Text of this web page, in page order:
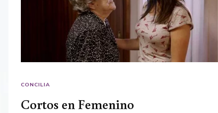
CONCILIA
Cortos en Femenino